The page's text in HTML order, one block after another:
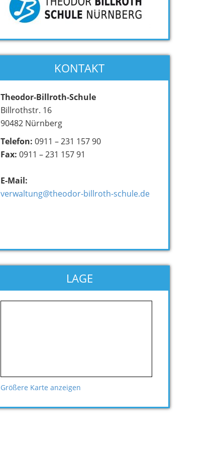
KONTAKT
Theodor-Billroth-Schule
Billrothstr. 16
90482 Nürnberg
Telefon: 0911 – 231 157 90
Fax: 0911 – 231 157 91
E-Mail:
verwaltung@theodor-billroth-schule.de
LAGE
Größere Karte anzeigen